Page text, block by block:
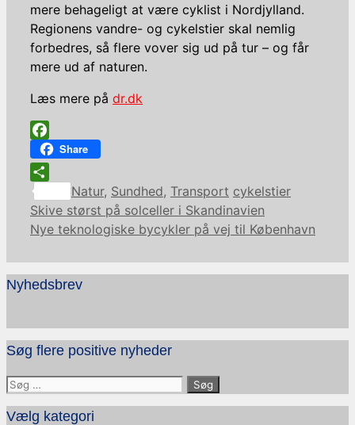
mere behageligt at være cyklist i Nordjylland.
Regionens vandre- og cykelstier skal nemlig
forbedres, så flere vover sig ud på tur – og får
mere ud af naturen.
Læs mere på dr.dk
Facebook
Share
Share
Kategorier
Natur, Sundhed, Transport Tags
cykelstier
Skive størst på solceller i Skandinavien
Nye teknologiske bycykler på vej til København
Nyhedsbrev
Søg flere positive nyheder
Søg
efter:
Vælg kategori